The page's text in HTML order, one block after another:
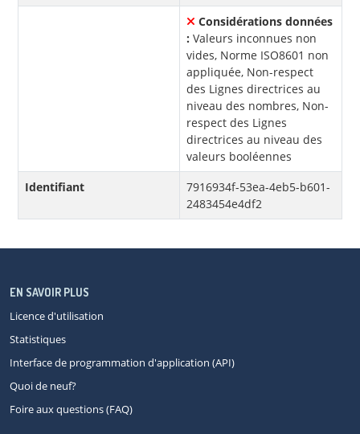
Considérations données
: Valeurs inconnues non
vides, Norme ISO8601 non
appliquée, Non-respect
des Lignes directrices au
niveau des nombres, Non-
respect des Lignes
directrices au niveau des
valeurs booléennes
Identifiant
7916934f-53ea-4eb5-b601-
2483454e4df2
EN SAVOIR PLUS
Licence d'utilisation
Statistiques
Interface de programmation d'application (API)
Quoi de neuf?
Foire aux questions (FAQ)